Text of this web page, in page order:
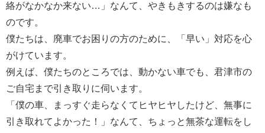
絡がなかなか来ない…」なんて、やきもきするのは嫌なも
のです。
僕たちは、廃車でお困りの方のために、「早い」対応を心
がけています。
例えば、僕たちのところでは、動かない車でも、君津市の
ご自宅まで引き取りに伺います。
「僕の車、まっすぐ走らなくてヒヤヒヤしたけど、無事に
引き取れてよかった！」なんて、ちょっと無茶な運転をし